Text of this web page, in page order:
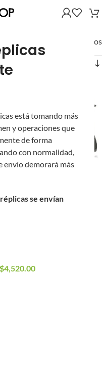
está tomando más
y operaciones que
de forma
con normalidad,
envío demorará más
se envían
Mostrando los 2 resultados
KWA M9
Retroceso para Airsoft
(Riel de 20 mm)
$4,520.00